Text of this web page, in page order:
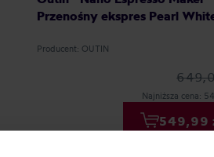
Przenośny ekspres Pearl
Producent: OUTIN
Najniższa cena:
549,99